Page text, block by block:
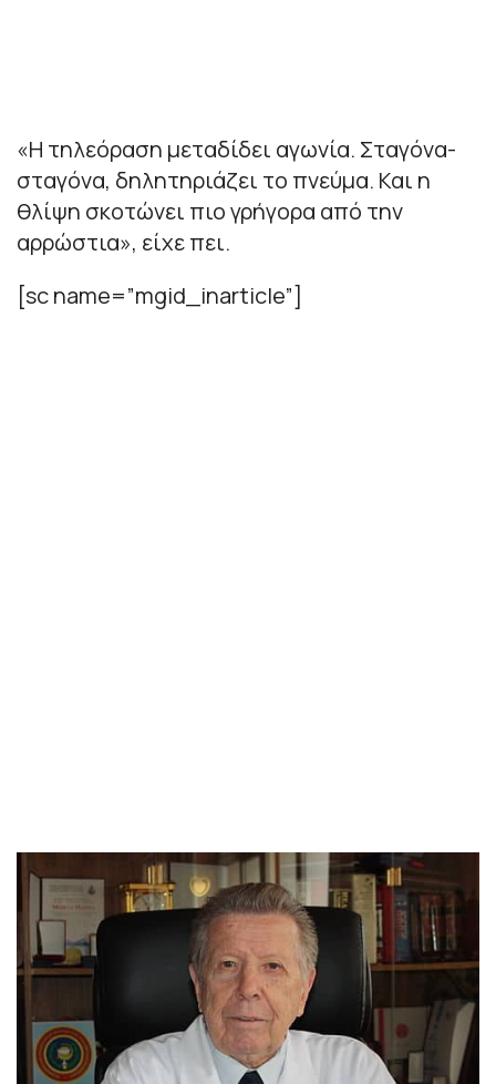
«Η τηλεόραση μεταδίδει αγωνία. Σταγόνα-
σταγόνα, δηλητηριάζει το πνεύμα. Και η
θλίψη σκοτώνει πιο γρήγορα από την
αρρώστια», είχε πει.
[sc name=”mgid_inarticle”]